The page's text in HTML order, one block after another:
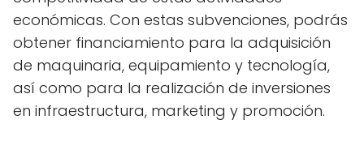
económicas. Con estas subvenciones, podrás
obtener financiamiento para la adquisición
de maquinaria, equipamiento y tecnología,
así como para la realización de inversiones
en infraestructura, marketing y promoción.